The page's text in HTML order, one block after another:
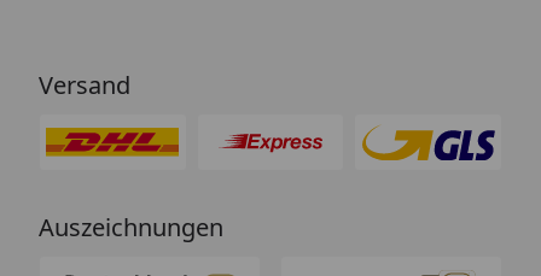
Versand
Auszeichnungen